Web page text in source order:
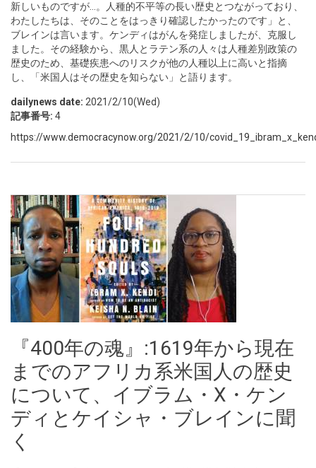
新しいものですが…。人種的不平等の長い歴史とつながっており、
わたしたちは、そのことをはっきり確認したかったのです」と、
ブレインは言います。ケンディはがんを発症しましたが、克服し
ました。その経験から、黒人とラテン系の人々は人種差別政策の
歴史のため、基礎疾患へのリスクが他の人種以上に高いと指摘
し、「米国人はその歴史を知らない」と語ります。
dailynews date: 2021/2/10(Wed)
記事番号: 4
https://www.democracynow.org/2021/2/10/
『400年の魂』:1619年から現在
までのアフリカ系米国人の歴史
について、イブラム・X・ケン
ディとケイシャ・ブレインに聞
く